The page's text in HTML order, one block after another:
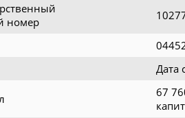
номер
Дата
67